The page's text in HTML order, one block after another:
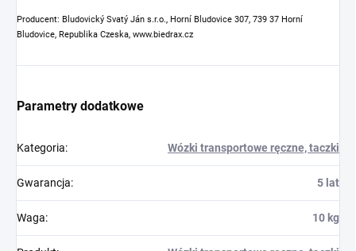
Producent: Bludovický Svatý Ján s.r.o., Horní Bludovice 307, 739 37 Horní
Bludovice, Republika Czeska, www.biedrax.cz
Parametry dodatkowe
Kategoria: Wózki transportowe ręczne, taczki
Gwarancja: 5 lat
Waga: 10 kg